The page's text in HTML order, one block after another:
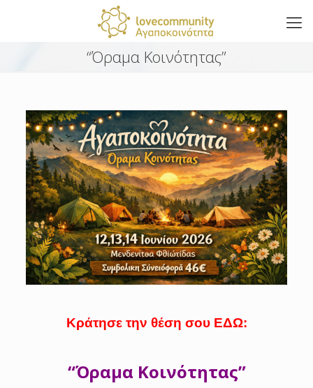
“Όραμα Κοινότητας”
Κράτησε την θέση σου ΕΔΩ:
“Όραμα Κοινότητας”